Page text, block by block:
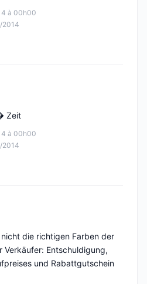
à 00h00
2014
à 00h00
2014
Zeit
die richtigen Farben der
Verkäufer: Entschuldigung,
und Rabattgutschein